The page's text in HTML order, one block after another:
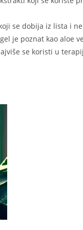
se dobija iz lista i
je poznat kao aloe
se koristi u